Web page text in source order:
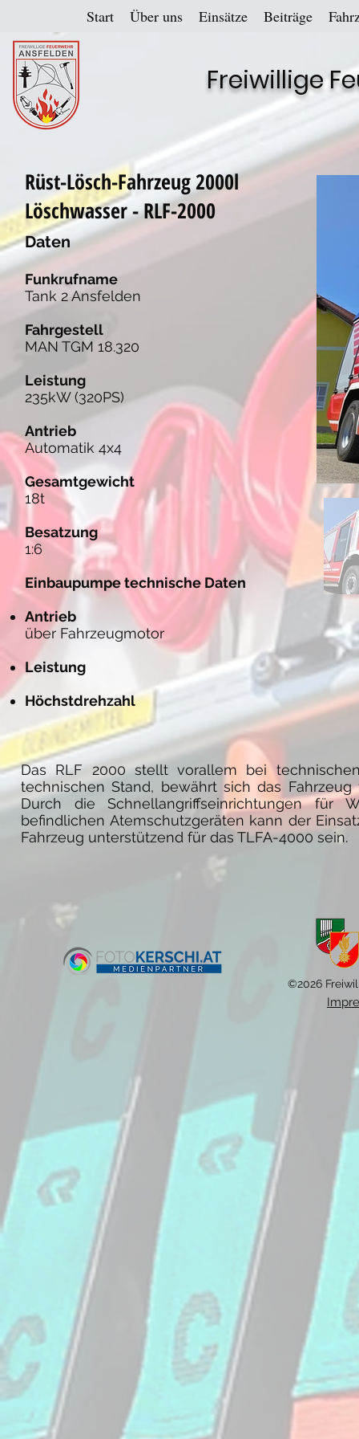
Start Über uns Einsätze Beiträge
Freiwillige
Rüst-Lösch-Fahrzeug 2000l
Löschwasser - RLF-2000
Daten
Funkrufname
Tank 2 Ansfelden
Fahrgestell
MAN TGM 18.320
Leistung
235kW (320PS)
Antrieb
Automatik 4x4
Gesamtgewicht
18t
Besatzung
1:6
Einbaupumpe technische Daten
Antrieb
über Fahrzeugmotor
Leistung
Höchstdrehzahl
Das RLF 2000 stellt vorallem bei
technischen Stand, bewährt sich das
Durch die Schnellangriffseinrichtungen für
befindlichen Atemschutzgeräten kann der
Fahrzeug unterstützend für das TLFA-4000 sein.
©2026